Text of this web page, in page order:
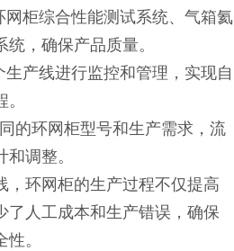
柜综合性能测试系统、气箱氦
，确保产品质量。
产线进行监控和管理，实现自
的环网柜型号和生产需求，流
调整。
，环网柜的生产过程不仅提高
了人工成本和生产错误，确保
。